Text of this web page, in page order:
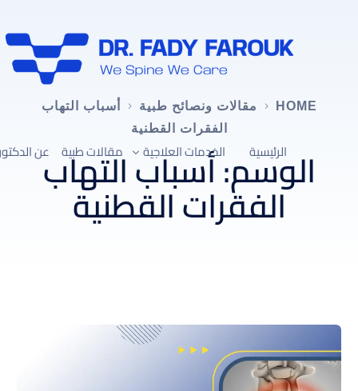
الرئيسية الخدمات العلاجية
العلاج التحفّظي لآلام العمود الفقري
مقالات طبية عن
HOME مقالات ونصائح طبية
أسباب التهاب
الفقرات القطنية
الوسم:أسباب التهاب
الفقرات القطنية